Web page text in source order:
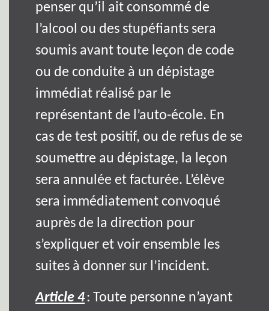
penser qu’il ait consommé de
l’alcool ou des stupéfiants sera
soumis avant toute leçon de code
ou de conduite à un dépistage
immédiat réalisé par le
représentant de l’auto-école. En
cas de test positif, ou de refus de se
soumettre au dépistage, la leçon
sera annulée et facturée. L’élève
sera immédiatement convoqué
auprès de la direction pour
s’expliquer et voir ensemble les
suites à donner sur l’incident.
Article 4: Toute personne n’ayant